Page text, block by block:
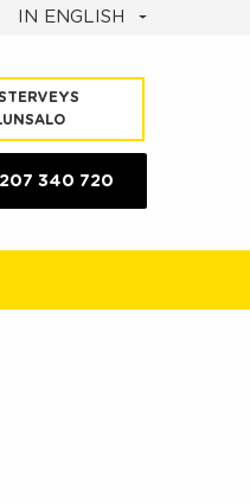
IN ENGLISH
340 720